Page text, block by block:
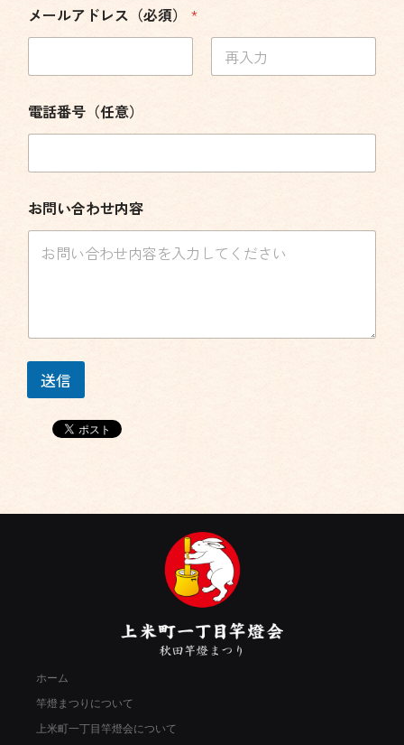
メールアドレス（必須） *
電話番号（任意）
名
前
電
番
号
（
お問い合わせ内容
送信
ホーム
竿燈まつりについて
上米町一丁目竿燈会について